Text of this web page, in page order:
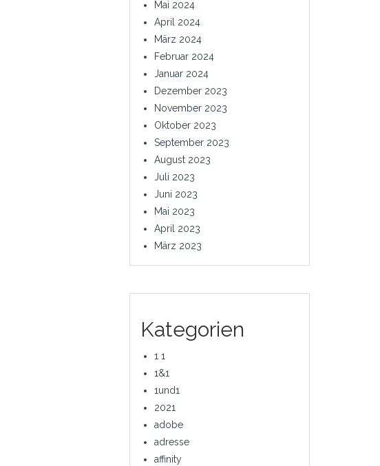
Mai 2024
April 2024
März 2024
Februar 2024
Januar 2024
Dezember 2023
November 2023
Oktober 2023
September 2023
August 2023
Juli 2023
Juni 2023
Mai 2023
April 2023
März 2023
Kategorien
1 1
1&1
1und1
2021
adobe
adresse
affinity